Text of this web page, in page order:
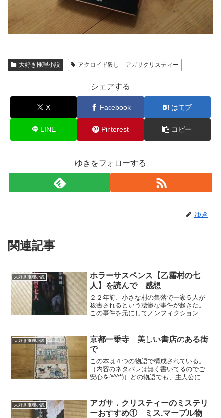
大好き推理小説 アクロイド殺し アガサクリスティー
シェアする
X Facebook はてブ
LINE Pinterest コピー
ゆきをフォローする
ゆき
関連記事
大好き推理小説
ホラーサスペンス【乙霧村の七
人】を読んで 感想
２２年前、小さな村の集落で一家５人が
殺害されるという凄惨な事件が起きた。
この事件を元にしてノンフィクションを
あった村を訪ねる。村に向かう途中にあ
る橋、事件現場となった家...
大好き推理小説
京都一乗寺 美しい書店のある街
で
この本は４つの物語で構成されている。
（内容のネタバレは無く書いてるのでご
安心を(*^^*)）どの物語でも、主人公にと
ばそうなのかもしれない。物語の終盤に
近づくに従って、...
大好き推理小説
アガサ．クリスティーのミステリ
ーおすすめ① ミス.マープル物